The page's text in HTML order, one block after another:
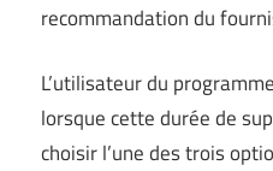
recommandation du
L’utilisateur du
lorsque cette durée de
choisir l’une des trois